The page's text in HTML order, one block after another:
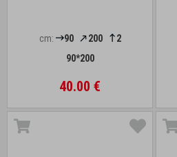
cm: 90 200
2
90*200
40.00 €